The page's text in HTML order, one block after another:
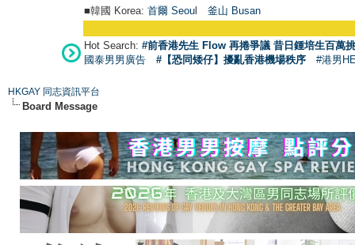
■韓國 Korea: 首爾 Seoul 釜山 Busan
Hot Search: #前香港先生 Flow 再捲爭議 昔日鍾培生百萬
國泰男男廣告
#【恐同矮仔】擾亂香港機場秩序 #港男
HKGAY 同志資訊平台
Board Message